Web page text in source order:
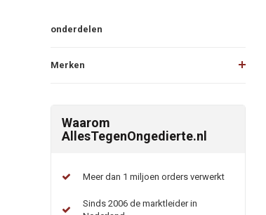
onderdelen
Merken
Waarom
AllesTegenOngedierte.nl
Meer dan 1 miljoen orders verwerkt
Sinds 2006 de marktleider in